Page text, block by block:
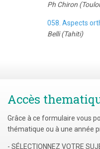
Ph Chiron
058. Aspects
Belli (Tahiti)
Accès
Grâce à ce formulaire vous
thématique ou à une année
- SÉLECTIONNEZ VOTRE